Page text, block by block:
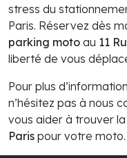
stress du
Paris. Réservez dès
parking moto au 11
liberté de vous
Pour plus
n’hésitez pas à nous
vous aider à trouver
Paris pour votre moto.